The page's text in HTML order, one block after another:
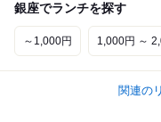
銀座でランチを探す
～1,000円 1,000円 ～
関連の